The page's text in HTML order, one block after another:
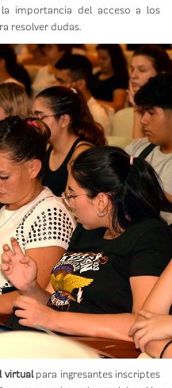
importancia del acceso a los
resolver dudas.
virtualpara ingresantes inscriptes